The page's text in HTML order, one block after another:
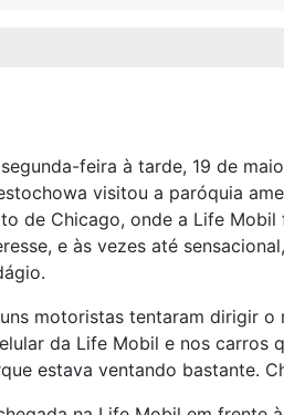
feira à tarde, 19 de
visitou a paróquia
de Chicago, onde a Life
e às vezes até
motoristas tentaram dirigir
da Life Mobil e nos carros
estava ventando bastante.